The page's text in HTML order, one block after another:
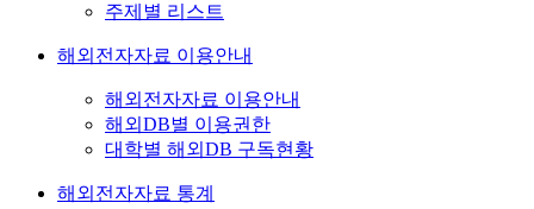
주제별 리스트
해외전자자료 이용안내
해외전자자료 이용안내
해외DB별 이용권한
대학별 해외DB 구독현황
해외전자자료 통계